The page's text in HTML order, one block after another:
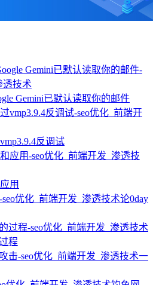
Gemini已默认读取你的邮件
反调试
用
论0day
程
一